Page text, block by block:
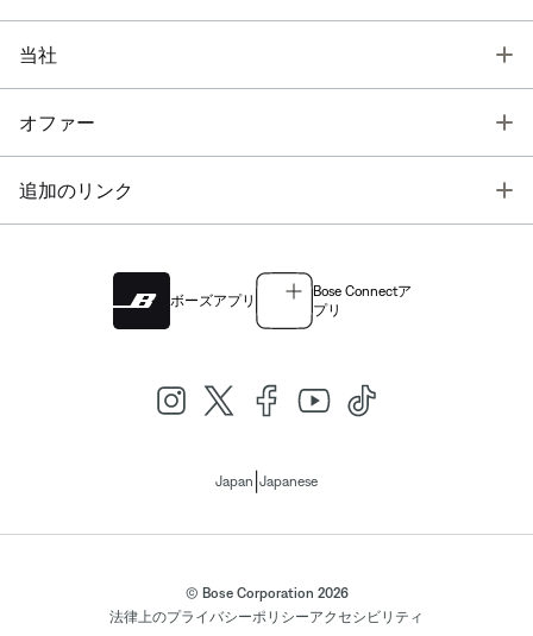
当社
オファー
追加のリンク
ボーズアプリ
Bose Connectア
プリ
Japan Japanese
© Bose Corporation 2026
法律上のプライバシーポリシーアクセシビリティ